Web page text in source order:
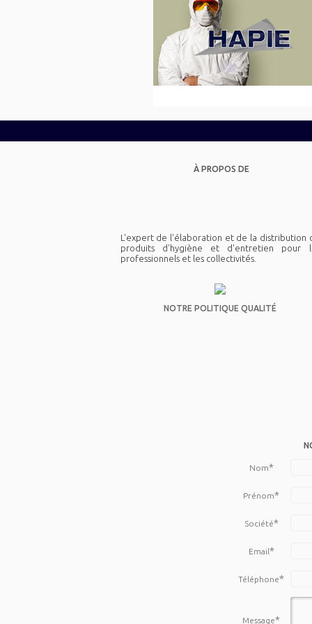
À PROPOS DE
L'expert de l'élaboration et de la distribution
produits d'hygiène et d'entretien pour
professionnels et les collectivités.
NOTRE POLITIQUE QUALITÉ
Nom*
Prénom*
Société*
Email*
Téléphone*
Message*